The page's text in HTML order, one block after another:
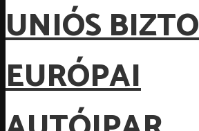
UNIÓS
EURÓPAI